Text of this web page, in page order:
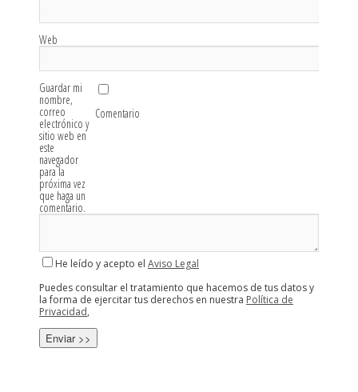
Web
Guardar mi
nombre,
correo
electrónico y
sitio web en
este
navegador
para la
próxima vez
que haga un
comentario.
Comentario
He leído y acepto el Aviso Legal
Puedes consultar el tratamiento que hacemos de tus datos y
la forma de ejercitar tus derechos en nuestra Política de
Privacidad,